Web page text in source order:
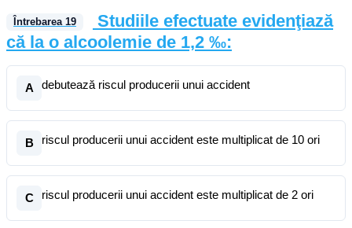
Întrebarea 19
Studiile efectuate evidenţiază
că la o alcoolemie de 1,2 ‰:
A debutează riscul producerii unui accident
B riscul producerii unui accident este multiplicat de 10 ori
C riscul producerii unui accident este multiplicat de 2 ori